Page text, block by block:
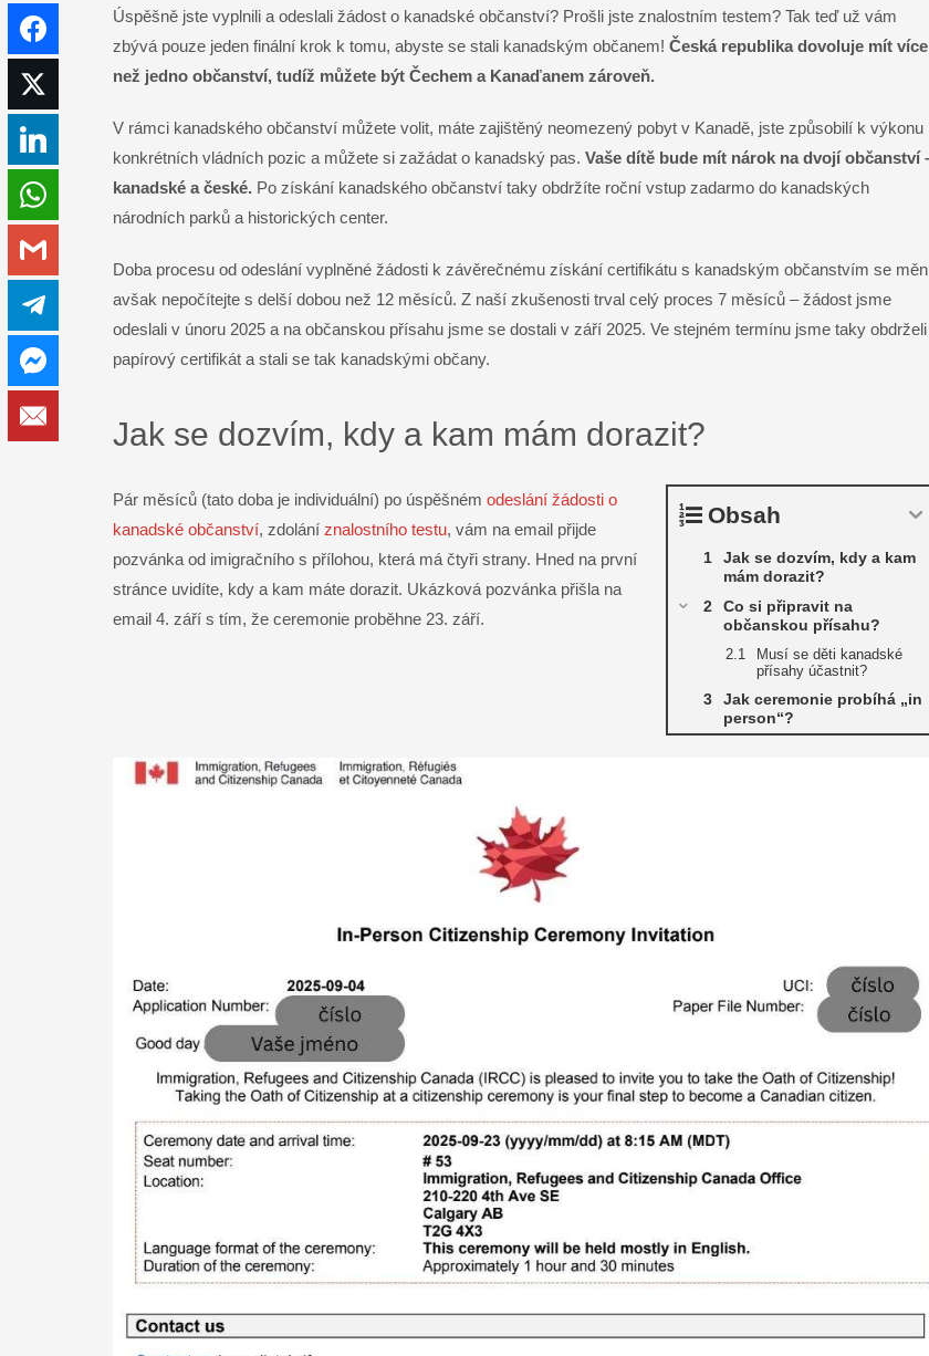
LinkedIn
WhatsApp
Telegram
Messenger
Úspěšně jste vyplnili a odeslali žádost o kanadské občanství? Prošli jste znalostním testem? Tak teď už vám
zbývá pouze jeden finální krok k tomu, abyste se stali kanadským občanem! Česká republika dovoluje mít více
než jedno občanství, tudíž můžete být Čechem a Kanaďanem zároveň.
V rámci kanadského občanství můžete volit, máte zajištěný neomezený pobyt v Kanadě, jste způsobilí k výkonu
konkrétních vládních pozic a můžete si zažádat o kanadský pas. Vaše dítě bude mít nárok na dvojí občanství
kanadské a české. Po získání kanadského občanství taky obdržíte roční vstup zadarmo do kanadských
národních parků a historických center.
Doba procesu od odeslání vyplněné žádosti k závěrečnému získání certifikátu s kanadským občanstvím se
avšak nepočítejte s delší dobou než 12 měsíců. Z naší zkušenosti trval celý proces 7 měsíců – žádost jsme
odeslali v únoru 2025 a na občanskou přísahu jsme se dostali v září 2025. Ve stejném termínu jsme taky obdrželi
papírový certifikát a stali se tak kanadskými občany.
Jak se dozvím, kdy a kam mám dorazit?
Obsah
Jak se dozvím, kdy a kam
mám dorazit?
Co si připravit na
občanskou přísahu?
Musí se děti kanadské
přísahy účastnit?
Jak ceremonie probíhá „in
person“?
Pár měsíců (tato doba je individuální) po úspěšném odeslání žádosti o
kanadské občanství, zdolání znalostního testu, vám na email přijde
pozvánka od imigračního s přílohou, která má čtyři strany. Hned na první
stránce uvidíte, kdy a kam máte dorazit. Ukázková pozvánka přišla na
email 4. září s tím, že ceremonie proběhne 23. září.